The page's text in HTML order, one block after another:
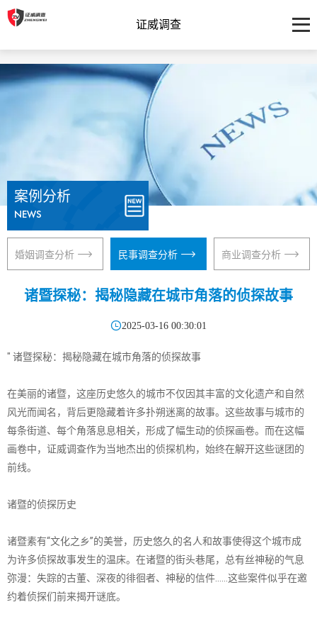
证威调查
案例分析
NEWS
婚姻调查分析 民事调查分析 商业调查分析
诸暨探秘：揭秘隐藏在城市角落的侦探故事
2025-03-16 00:30:01
" 诸暨探秘：揭秘隐藏在城市角落的侦探故事
在美丽的诸暨，这座历史悠久的城市不仅因其丰富的文化遗产和自然
风光而闻名，背后更隐藏着许多扑朔迷离的故事。这些故事与城市的
每条街道、每个角落息息相关，形成了幅生动的侦探画卷。而在这幅
画卷中，证威调查作为当地杰出的侦探机构，始终在解开这些谜团的
前线。
诸暨的侦探历史
诸暨素有“文化之乡”的美誉，历史悠久的名人和故事使得这个城市成
为许多侦探故事发生的温床。在诸暨的街头巷尾，总有丝神秘的气息
弥漫：失踪的古董、深夜的徘徊者、神秘的信件……这些案件似乎在邀
约着侦探们前来揭开谜底。